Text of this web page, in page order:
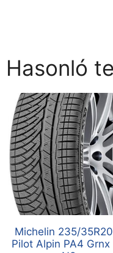
Hasonló
Michelin 235/
Pilot Alpin PA4 Grnx